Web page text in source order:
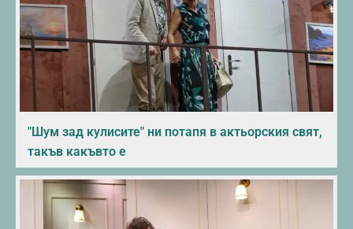
"Шум зад кулисите" ни потапя в актьорския свят,
такъв какъвто е